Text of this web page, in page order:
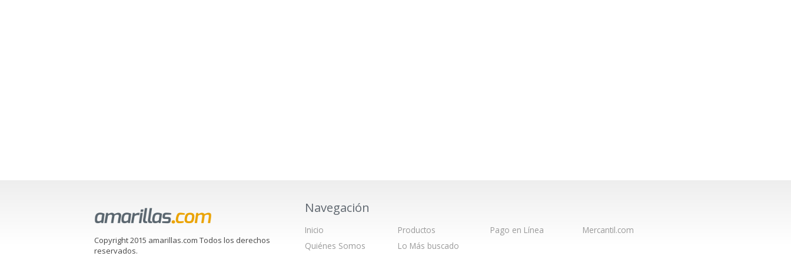
Copyright 2015 amarillas.com Todos los derechos
reservados.
Navegación
Inicio
Quiénes Somos
Productos
Lo Más buscado
Pago en Línea Mercantil.com